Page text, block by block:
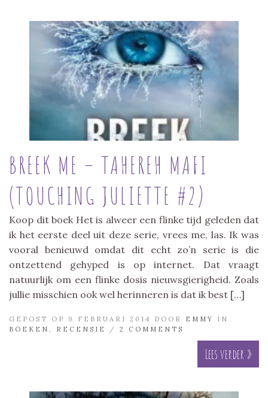
BREEK ME – TAHEREH MAFI
(TOUCHING JULIETTE #2)
Koop dit boek Het is alweer een flinke tijd geleden dat
ik het eerste deel uit deze serie, vrees me, las. Ik was
vooral benieuwd omdat dit echt zo’n serie is die
ontzettend gehyped is op internet. Dat vraagt
natuurlijk om een flinke dosis nieuwsgierigheid. Zoals
jullie misschien ook wel herinneren is dat ik best […]
GEPOST OP 9 FEBRUARI 2014 DOOR EMMY
IN
BOEKEN
RECENSIE / 2 COMMENTS
Lees verder »